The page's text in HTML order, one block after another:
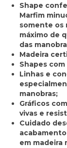
Shape
Marfim
somente os
máximo de
das
Madeira
Shapes
Linhas e
manobras;
Gráficos
vivas e
Cuidado
em madeira